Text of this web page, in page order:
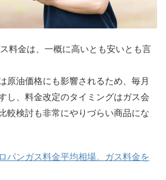
料金は、一概に高いとも安いとも言
原油価格にも影響されるため、毎月
し、料金改定のタイミングはガス会
較検討も非常にやりづらい商品にな
パンガス料金平均相場。ガス料金を